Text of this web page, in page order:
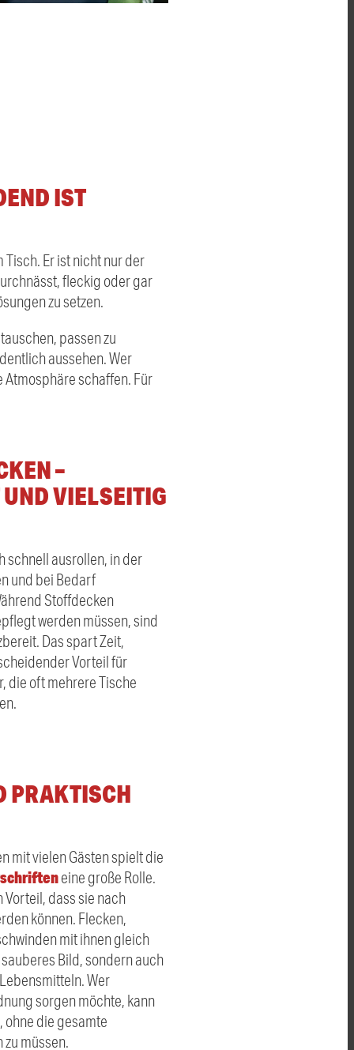
IST
Er ist nicht nur der
fleckig oder gar
zu setzen.
passen zu
aussehen. Wer
schaffen. Für
–
VIELSEITIG
schnell ausrollen, in der
und bei Bedarf
Stoffdecken
werden müssen, sind
Das spart Zeit,
Vorteil für
die oft mehrere Tische
PRAKTISCH
mit vielen Gästen spielt die
eine große Rolle.
dass sie nach
können. Flecken,
mit ihnen gleich
Bild, sondern auch
Wer
sorgen möchte, kann
ohne die gesamte
müssen.